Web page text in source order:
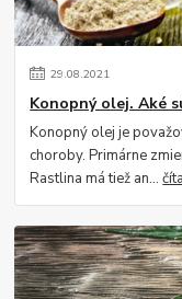
29.08.2021
Konopný olej. Aké
Konopný olej je
choroby. Primárne
Rastlina má tiež an...